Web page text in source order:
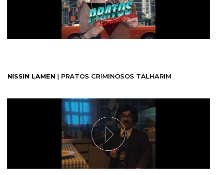
NISSIN LAMEN | PRATOS CRIMINOSOS TALHARIM